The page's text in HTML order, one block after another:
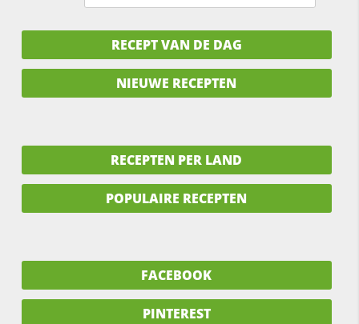
RECEPT VAN DE DAG
NIEUWE RECEPTEN
RECEPTEN PER LAND
POPULAIRE RECEPTEN
FACEBOOK
PINTEREST